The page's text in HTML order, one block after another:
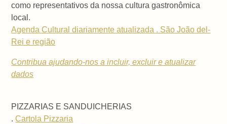
como representativos da nossa cultura gastronômica
local.
Agenda Cultural diariamente atualizada . São João del-
Rei e região
Contribua ajudando-nos a incluir, excluir e atualizar
dados
PIZZARIAS E SANDUICHERIAS
.Cartola Pizzaria